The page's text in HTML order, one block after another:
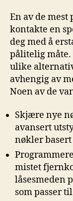
En⁢ av de
kontakte en
deg med å
pålitelig
ulike
avhengig av
Noen av de‌
Skjære nye
avansert
nøkler
mistet
låsesmeden‍
som passer